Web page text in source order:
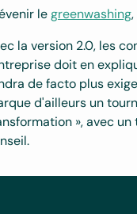
legreenwashing
la version 2.0, les
doit en
de facto plus
d'ailleurs un
», avec